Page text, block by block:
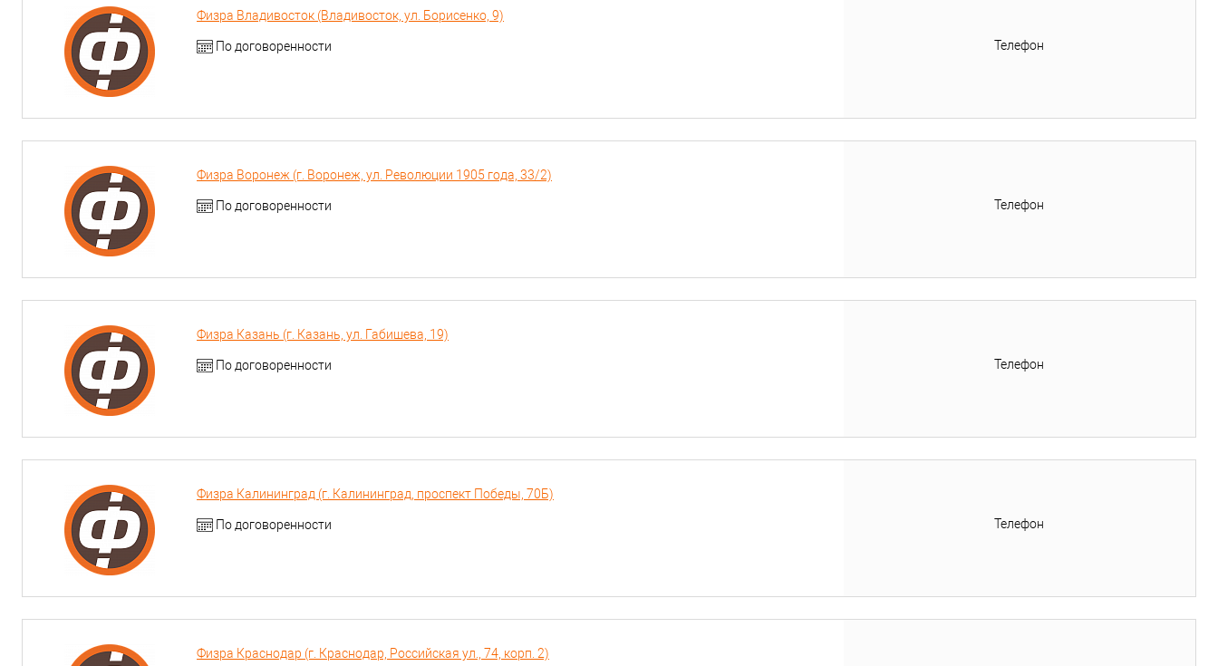
Физра Владивосток (Владивосток, ул. Борисенко, 9)
По договоренности Телефон
Физра Воронеж (г. Воронеж, ул. Революции 1905 года, 33/2)
По договоренности Телефон
Физра Казань (г. Казань, ул. Габишева, 19)
По договоренности Телефон
Физра Калининград (г. Калининград, проспект Победы, 70Б)
По договоренности Телефон
Физра Краснодар (г. Краснодар, Российская ул., 74, корп. 2)